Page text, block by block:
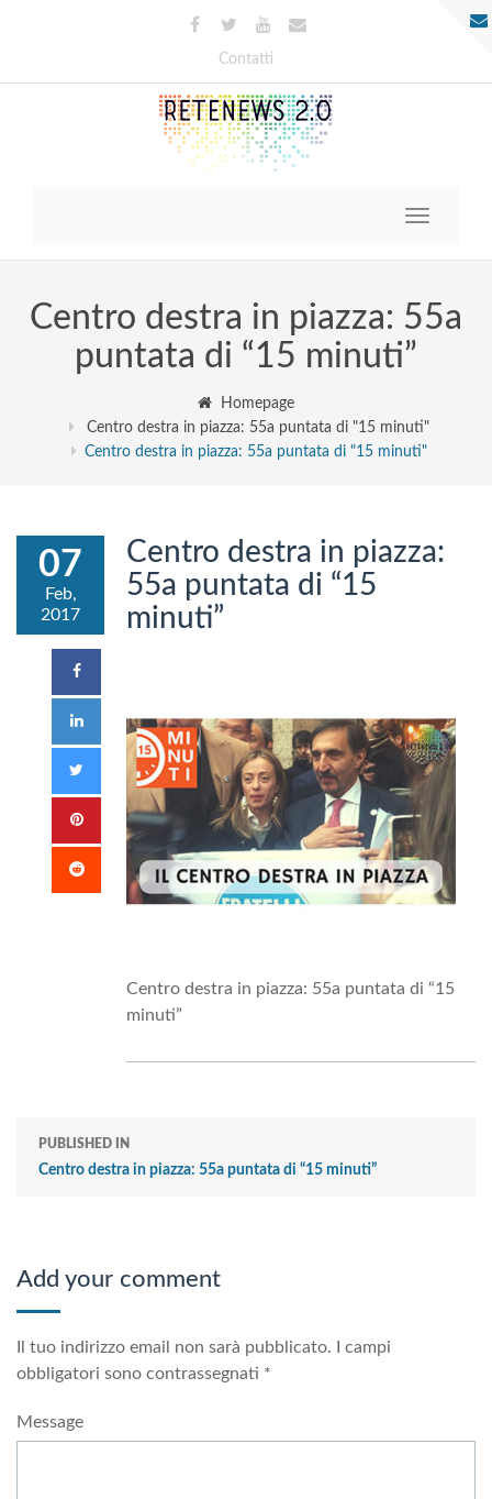
Contatti
Toggle
Centro destra in piazza: 55a
puntata di “15 minuti”
Homepage
Centro destra in piazza: 55a puntata di "15 minuti"
Centro destra in piazza: 55a puntata di "15 minuti"
07
Feb,
2017
Centro destra in piazza:
55a puntata di “15
minuti”
Centro destra in piazza: 55a puntata di “15
minuti”
PUBLISHED IN
Centro destra in piazza: 55a puntata di “15 minuti”
Add your comment
Il tuo indirizzo email non sarà pubblicato. I campi
obbligatori sono contrassegnati *
Message